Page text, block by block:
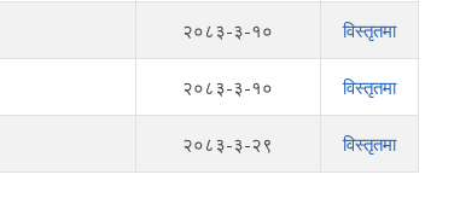
२०८३-३-१० विस्तृतमा
२०८३-३-१० विस्तृतमा
२०८३-३-२९ विस्तृतमा